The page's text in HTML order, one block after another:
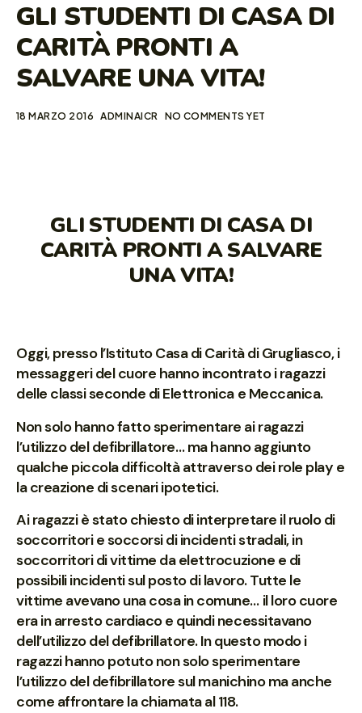
GLI STUDENTI DI CASA DI
CARITÀ PRONTI A
SALVARE UNA VITA!
18 MARZO 2016 ADMINAICR NO COMMENTS YET
GLI STUDENTI DI CASA DI
CARITÀ PRONTI A SALVARE
UNA VITA!
Oggi, presso l’Istituto Casa di Carità di Grugliasco, i
messaggeri del cuore hanno incontrato i ragazzi
delle classi seconde di Elettronica e Meccanica.
Non solo hanno fatto sperimentare ai ragazzi
l’utilizzo del defibrillatore… ma hanno aggiunto
qualche piccola difficoltà attraverso dei role play e
la creazione di scenari ipotetici.
Ai ragazzi è stato chiesto di interpretare il ruolo di
soccorritori e soccorsi di incidenti stradali, in
soccorritori di vittime da elettrocuzione e di
possibili incidenti sul posto di lavoro. Tutte le
vittime avevano una cosa in comune… il loro cuore
era in arresto cardiaco e quindi necessitavano
dell’utilizzo del defibrillatore. In questo modo i
ragazzi hanno potuto non solo sperimentare
l’utilizzo del defibrillatore sul manichino ma anche
come affrontare la chiamata al 118.